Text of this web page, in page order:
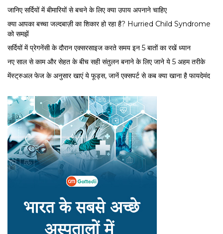
जानिए सर्दियों में बीमारियों से बचने के लिए क्या उपाय अपनाने चाहिए
क्या आपका बच्चा जल्दबाज़ी का शिकार हो रहा है? Hurried Child Syndrome
को समझें
सर्द‍ियों में प्रेगनेंसी के दौरान एक्सरसाइज करते समय इन 5 बातों का रखें ध्यान
नए साल से काम और सेहत के बीच सही संतुलन बनाने के लिए जाने ये 5 अहम तरीके
मेंस्ट्रुअल फेज के अनुसार खाएं ये फूड्स, जानें एक्सपर्ट से कब क्या खाना है फायदेमंद